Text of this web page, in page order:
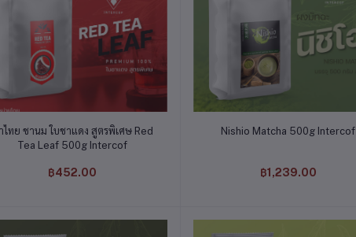
หยิบใส่ตะกร้า
ไทย ชานม ใบชาแดง สูตรพิเศษ Red
Tea Leaf 500g Intercof
฿452.00
หยิบใส่ตะกร้า
Nishio Matcha 500g Intercof
฿1,239.00